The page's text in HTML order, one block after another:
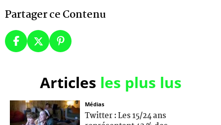
Partager ce Contenu
Articles les plus lus
Médias
Twitter : Les 15/24 ans